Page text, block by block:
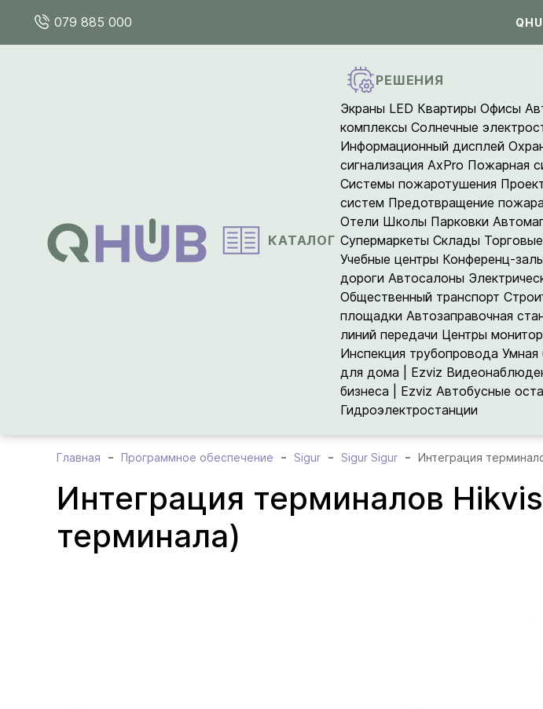
079 885 000
КАТАЛОГ
РЕШЕНИЯ
Экраны LED Квартиры Офисы
комплексыСолнечные
Информационный дисплей
сигнализация AxPro Пожарная
Системы пожаротушения
систем Предотвращение
Отели Школы Парковки
Супермаркеты Склады
Учебные центры Конференц-
дороги Автосалоны
Общественный транспорт
площадки Автозаправочная
линий передачи Центры
Инспекция трубопровода Умная
для дома | Ezviz
бизнеса | Ezviz Автобусные
Гидроэлектростанции
Главная Программное обеспечение Sigur Sigur Sigur Интеграция
Интеграция терминалов
терминала)